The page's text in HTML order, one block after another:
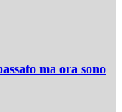
ma ora sono